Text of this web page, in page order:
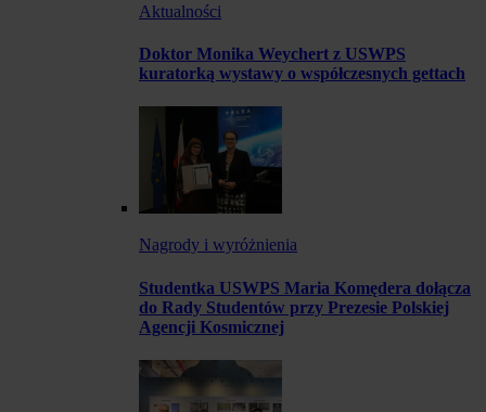
Aktualności
Doktor Monika Weychert z USWPS
kuratorką wystawy o współczesnych gettach
Nagrody i wyróżnienia
Studentka USWPS Maria Komędera dołącza
do Rady Studentów przy Prezesie Polskiej
Agencji Kosmicznej